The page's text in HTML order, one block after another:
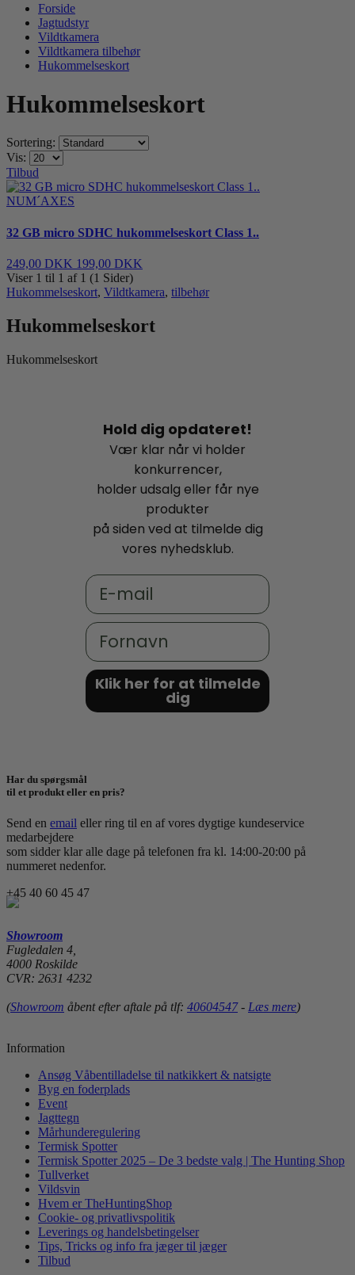
Forside
Jagtudstyr
Vildtkamera
Vildtkamera tilbehør
Hukommelseskort
Hukommelseskort
Sortering:
Vis:
Tilbud
NUM´AXES
32 GB micro SDHC hukommelseskort Class 1..
249,00 DKK 199,00 DKK
Viser 1 til 1 af 1 (1 Sider)
Hukommelseskort, Vildtkamera, tilbehør
Hukommelseskort
Hukommelseskort
Hold dig opdateret!
Vær klar når vi holder
konkurrencer,
holder udsalg eller får nye
produkter
på siden ved at tilmelde dig
vores nyhedsklub.
Email
Fornavn
Klik her for at tilmelde
dig
Har du spørgsmål
til et produkt eller en pris?
Send en email eller ring til en af vores dygtige kundeservice
medarbejdere
som sidder klar alle dage på telefonen fra kl. 14:00-20:00 på
nummeret nedenfor.
+45 40 60 45 47
Showroom
Fugledalen 4,
4000 Roskilde
CVR: 2631 4232
(Showroom åbent efter aftale på tlf: 40604547- Læs mere)
Information
Ansøg Våbentilladelse til natkikkert & natsigte
Byg en foderplads
Event
Jagttegn
Mårhunderegulering
Termisk Spotter
Termisk Spotter 2025 – De 3 bedste valg | The Hunting Shop
Tullverket
Vildsvin
Hvem er TheHuntingShop
Cookie- og privatlivspolitik
Leverings og handelsbetingelser
Tips, Tricks og info fra jæger til jæger
Tilbud